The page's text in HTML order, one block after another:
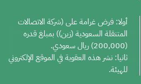
أولا: فرض غرامة على (شركة الاتصالات
المتنقلة السعودية (زين)) بمبلغ قدره
(200,000) ريال سعودي.
ثانيا: نشر هذه العقوبة في الموقع الإلكتروني
للهيئة.